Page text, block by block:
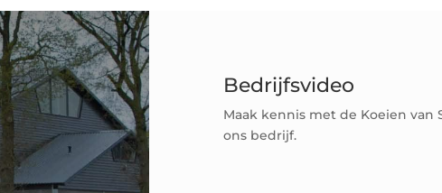
Bedrijfsvideo
Maak kennis met de Koeien
ons bedrijf.